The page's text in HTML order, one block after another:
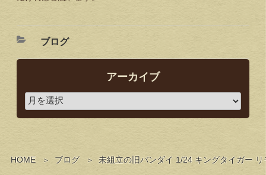
HOME ブログ 未組立の旧バンダイ 1/24 キングタイガー
ブログ
アーカイブ